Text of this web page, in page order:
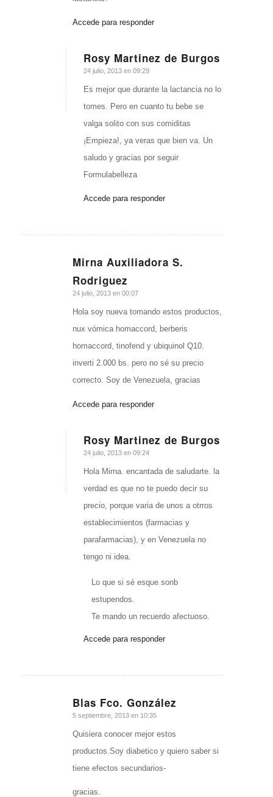
Accede para responder
Rosy Martinez de Burgos
Dice:
24 julio, 2013 en 09:29
Es mejor que durante la lactancia no lo
tomes. Pero en cuanto tu bebe se
valga solito con sus comiditas
¡Empieza!, ya veras que bien va. Un
saludo y gracias por seguir
Formulabelleza
Accede para responder
Mirna Auxiliadora S.
Rodriguez
Dice:
24 julio, 2013 en 00:07
Hola soy nueva tomando estos productos,
nux vómica homaccord, berberis
homaccord, tinofend y ubiquinol Q10.
inverti 2.000 bs. pero no sé su precio
correcto. Soy de Venezuela, gracias
Accede para responder
Rosy Martinez de Burgos
Dice:
24 julio, 2013 en 09:24
Hola Mirna. encantada de saludarte. la
verdad es que no te puedo decir su
precio, porque varia de unos a otrros
establecimientos (farmacias y
parafarmacias), y en Venezuela no
tengo ni idea.
Lo que si sé esque sonb
estupendos.
Te mando un recuerdo afectuoso.
Accede para responder
Blas Fco. González
Dice:
5 septiembre, 2013 en 10:35
Quisiera conocer mejor estos
productos.Soy diabetico y quiero saber si
tiene efectos secundarios-
gracias.